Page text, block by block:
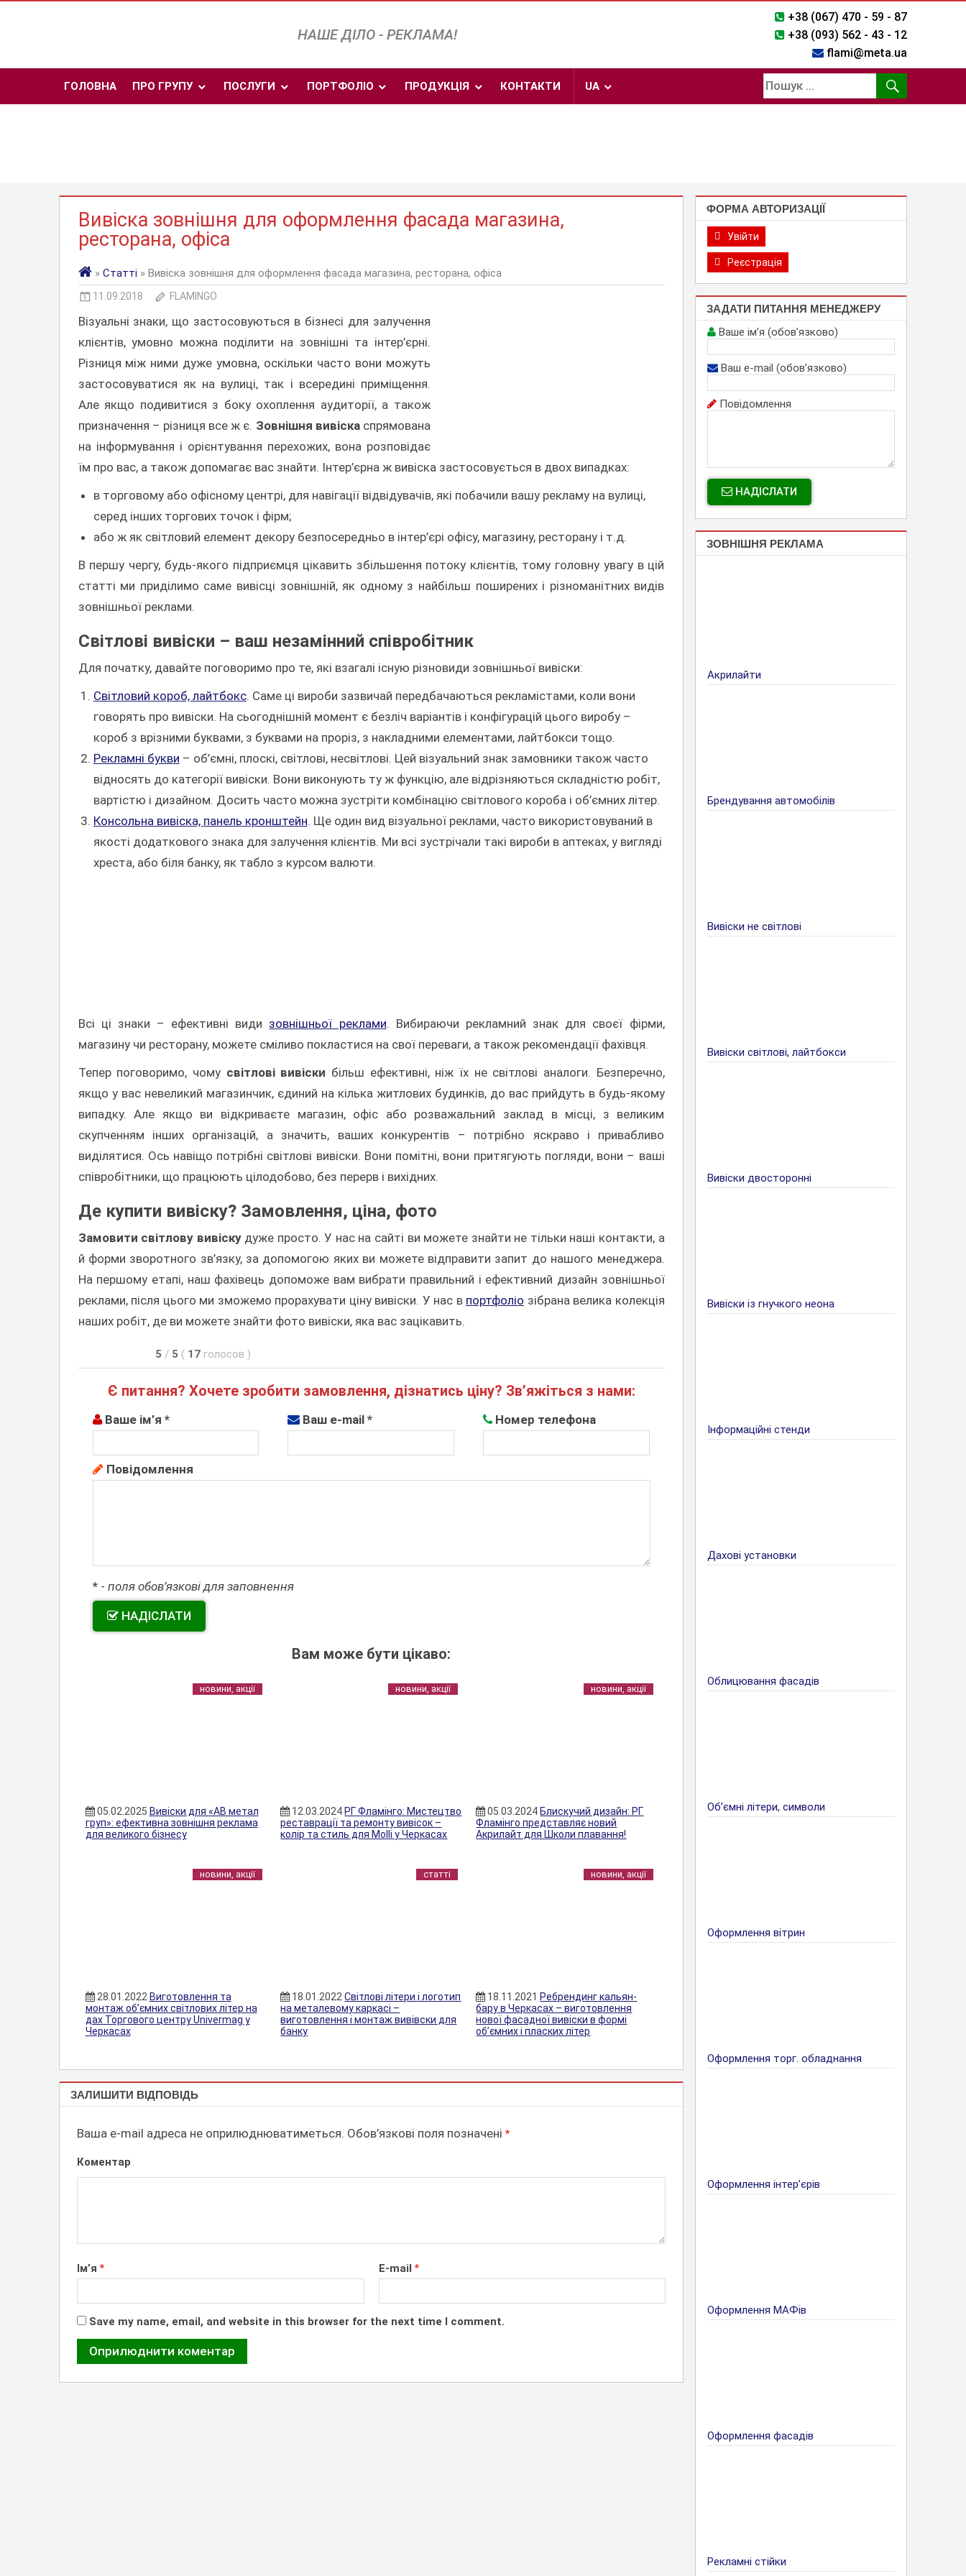
НАШЕ ДІЛО - РЕКЛАМА!
+38 (067) 470 - 59 - 87
+38 (093) 562 - 43 - 12
flami@meta.ua
ГОЛОВНА ПРО ГРУПУ ПОСЛУГИ ПОРТФОЛІО ПРОДУКЦІЯ КОНТАКТИ UA
Вивіска зовнішня для оформлення фасада магазина,
ресторана, офіса
» Статті » Вивіска зовнішня для оформлення фасада магазина, ресторана, офіса
11.09.2018 FLAMINGO
Візуальні знаки, що застосовуються в бізнесі для залучення
клієнтів, умовно можна поділити на зовнішні та інтер’єрні.
Різниця між ними дуже умовна, оскільки часто вони можуть
застосовуватися як на вулиці, так і всередині приміщення.
Але якщо подивитися з боку охоплення аудиторії, а також
призначення – різниця все ж є. Зовнішня вивіскаспрямована
на інформування і орієнтування перехожих, вона розповідає
їм про вас, а також допомагає вас знайти. Інтер’єрна ж вивіска застосовується в двох випадках:
в торговому або офісному центрі, для навігації відвідувачів, які побачили вашу рекламу на вулиці,
серед інших торгових точок і фірм;
або ж як світловий елемент декору безпосередньо в інтер’єрі офісу, магазину, ресторану і т.д.
В першу чергу, будь-якого підприємця цікавить збільшення потоку клієнтів, тому головну увагу в цій
статті ми приділимо саме вивісці зовнішній, як одному з найбільш поширених і різноманітних видів
зовнішньої реклами.
Світлові вивіски – ваш незамінний співробітник
Для початку, давайте поговоримо про те, які взагалі існую різновиди зовнішньої вивіски:
Світловий короб, лайтбокс. Саме ці вироби зазвичай передбачаються рекламістами, коли вони
говорять про вивіски. На сьогоднішній момент є безліч варіантів і конфігурацій цього виробу –
короб з врізними буквами, з буквами на проріз, з накладними елементами, лайтбокси тощо.
Рекламні букви – об’ємні, плоскі, світлові, несвітлові. Цей візуальний знак замовники також часто
відносять до категорії вивіски. Вони виконують ту ж функцію, але відрізняються складністю робіт,
вартістю і дизайном. Досить часто можна зустріти комбінацію світлового короба і об’ємних літер.
Консольна вивіска, панель кронштейн. Ще один вид візуальної реклами, часто використовуваний в
якості додаткового знака для залучення клієнтів. Ми всі зустрічали такі вироби в аптеках, у вигляді
хреста, або біля банку, як табло з курсом валюти.
Всі ці знаки – ефективні види зовнішньої реклами. Вибираючи рекламний знак для своєї фірми,
магазину чи ресторану, можете сміливо покластися на свої переваги, а також рекомендації фахівця.
Тепер поговоримо, чому світлові вивіски більш ефективні, ніж їх не світлові аналоги. Безперечно,
якщо у вас невеликий магазинчик, єдиний на кілька житлових будинків, до вас прийдуть в будь-якому
випадку. Але якщо ви відкриваєте магазин, офіс або розважальний заклад в місці, з великим
скупченням інших організацій, а значить, ваших конкурентів – потрібно яскраво і привабливо
виділятися. Ось навіщо потрібні світлові вивіски. Вони помітні, вони притягують погляди, вони – ваші
співробітники, що працюють цілодобово, без перерв і вихідних.
Де купити вивіску? Замовлення, ціна, фото
Замовити світлову вивіскудуже просто. У нас на сайті ви можете знайти не тільки наші контакти, а
й форми зворотного зв’язку, за допомогою яких ви можете відправити запит до нашого менеджера.
На першому етапі, наш фахівець допоможе вам вибрати правильний і ефективний дизайн зовнішньої
реклами, після цього ми зможемо прорахувати ціну вивіски. У нас в портфоліо зібрана велика колекція
наших робіт, де ви можете знайти фото вивіски, яка вас зацікавить.
5 / 5 ( 17 голосов )
Є питання? Хочете зробити замовлення, дізнатись ціну? Зв’яжіться з нами:
Ваше ім’я * Ваш e-mail * Номер телефона
Повідомлення
*- поля обов’язкові для заповнення
НАДІСЛАТИ
Вам може бути цікаво:
новини, акції
05.02.2025 Вивіски для «АВ метал
груп»: ефективна зовнішня реклама
для великого бізнесу
новини, акції
12.03.2024 РГ Фламінго: Мистецтво
реставрації та ремонту вивісок –
колір та стиль для Molli у Черкасах
новини, акції
05.03.2024 Блискучий дизайн: РГ
Фламінго представляє новий
Акрилайт для Школи плавання!
новини, акції
28.01.2022 Виготовлення та
монтаж об’ємних світлових літер на
дах Торгового центру Univermag у
Черкасах
статті
18.01.2022Світлові літери і логотип
на металевому каркасі –
виготовлення і монтаж вивівски для
банку
новини, акції
18.11.2021 Ребрендинг кальян-
бару в Черкасах – виготовлення
нової фасадної вивіски в формі
об’ємних і пласких літер
СТАТТІ
ЗАЛИШИТИ ВІДПОВІДЬ
Ваша e-mail адреса не оприлюднюватиметься. Обов’язкові поля позначені *
Коментар
Ім’я * E-mail *
Save my name, email, and website in this browser for the next time I comment.
ФОРМА АВТОРИЗАЦІЇ
Увійти
Реєстрація
ЗАДАТИ ПИТАННЯ МЕНЕДЖЕРУ
Ваше ім’я (обов’язково)
Ваш e-mail (обов’язково)
Повідомлення
НАДІСЛАТИ
ЗОВНІШНЯ РЕКЛАМА
Акрилайти
Брендування автомобілів
Вивіски не світлові
Вивіски світлові, лайтбокси
Вивіски двосторонні
Вивіски із гнучкого неона
Інформаційні стенди
Дахові установки
Облицювання фасадів
Об’ємні літери, символи
Оформлення вітрин
Оформлення торг. обладнання
Оформлення інтер’єрів
Оформлення МАФів
Оформлення фасадів
Рекламні стійки